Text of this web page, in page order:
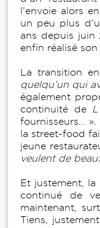
l’envoie alors
un peu plus
ans depuis juin
enfin réalisé
La transition
quelqu’un qui
également
continuité de
fournisseurs…
la street-food
jeune
veulent de
Et justement, la
continué de
maintenant,
Tiens,